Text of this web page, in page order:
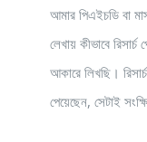
আমার পিএইচডি বা
লেখায় কীভাবে
আকারে লিখছি।
পেয়েছেন, সেটাই